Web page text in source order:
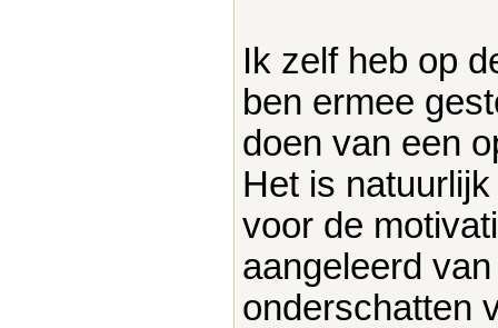
Ik zelf heb op
ben ermee
doen van een
Het is
voor de
aangeleerd
onderschatten